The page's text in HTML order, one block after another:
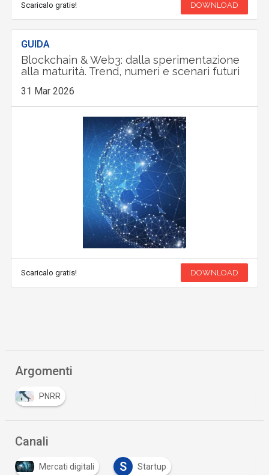
Scaricalo gratis! DOWNLOAD
GUIDA
Blockchain & Web3: dalla sperimentazione
alla maturità. Trend, numeri e scenari futuri
31 Mar 2026
Scaricalo gratis! DOWNLOAD
Argomenti
PNRR
Canali
Mercati digitali S Startup